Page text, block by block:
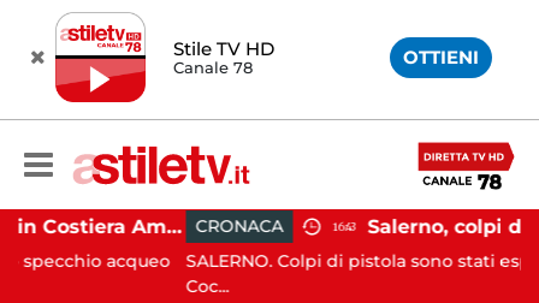
Stile TV HD
Canale 78 OTTIENI
Gozzo affonda in Costiera Amalfitana: occupanti soccorsi da altri natanti
acqueo
CRONACA 16:43
SALERNO. Colpi di pistola sono stati esplosi in